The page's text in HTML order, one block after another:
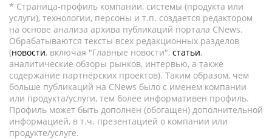
* Страница-профиль компании, системы (продукта или
услуги), технологии, персоны и т.п. создается редактором
на основе анализа архива публикаций портала CNews.
Обрабатываются тексты всех редакционных разделов
(новости, включая "Главные новости", статьи,
аналитические обзоры рынков, интервью, а также
содержание партнёрских проектов). Таким образом, чем
больше публикаций на CNews было с именем компании
или продукта/услуги, тем более информативен профиль.
Профиль может быть дополнен (обогащен) дополнительной
информацией, в т.ч. презентацией о компании или
продукте/услуге.